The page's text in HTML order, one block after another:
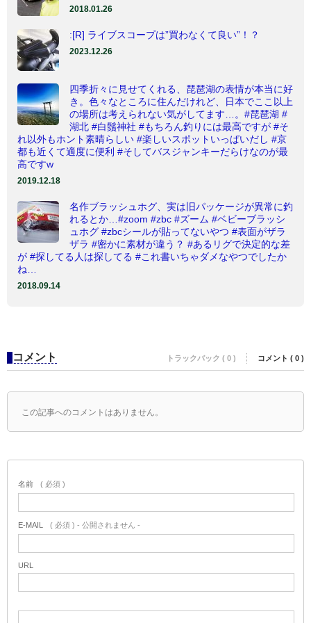
2018.01.26
:[R] ライブスコープは”買わなくて良い”！？
2023.12.26
四季折々に見せてくれる、琵琶湖の表情が本当に好
き。色々なところに住んだけれど、日本でここ以上
の場所は考えられない気がしてます…。#琵琶湖 #
湖北 #白鬚神社 #もちろん釣りには最高ですが #そ
れ以外もホント素晴らしい #楽しいスポットいっぱいだし #京
都も近くて適度に便利 #そしてバスジャンキーだらけなのが最
高ですw
2019.12.18
名作ブラッシュホグ、実は旧パッケージが異常に釣
れるとか…#zoom #zbc #ズーム #ベビーブラッシ
ュホグ #zbcシールが貼ってないやつ #表面がザラ
ザラ #密かに素材が違う？ #あるリグで決定的な差
が #探してる人は探してる #これ書いちゃダメなやつでしたか
ね…
2018.09.14
コメント トラックバック ( 0 ) コメント ( 0 )
この記事へのコメントはありません。
名前 ( 必須 )
E-MAIL ( 必須 ) - 公開されません -
URL